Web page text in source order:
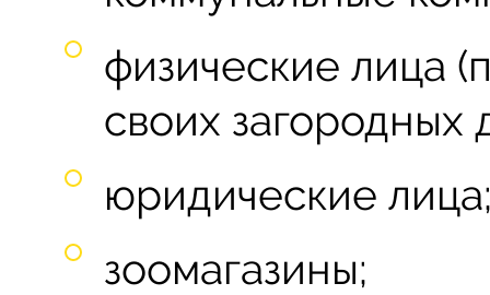
физические лица
своих загородных
юридические
зоомагазины;